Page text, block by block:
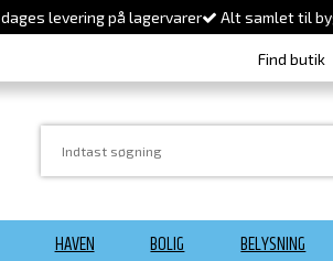
levering på lagervarer Alt samlet til
Find butik
HAVEN BOLIG BELYSNING